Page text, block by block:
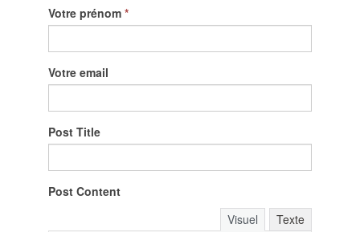
Votre prénom *
Votre email
Post Title
Post Content
Visuel
Texte